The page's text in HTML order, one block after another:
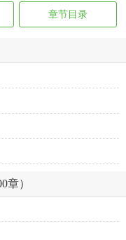
章节目录
章）